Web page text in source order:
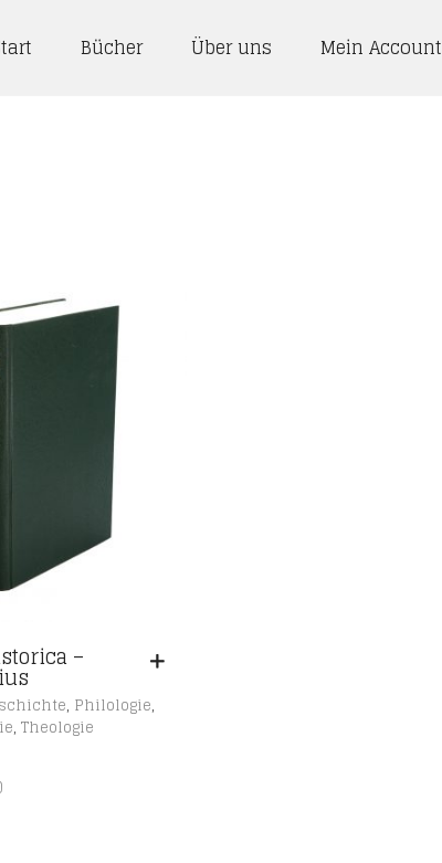
Bücher Über uns Mein Account
–
, Philologie,
, Theologie